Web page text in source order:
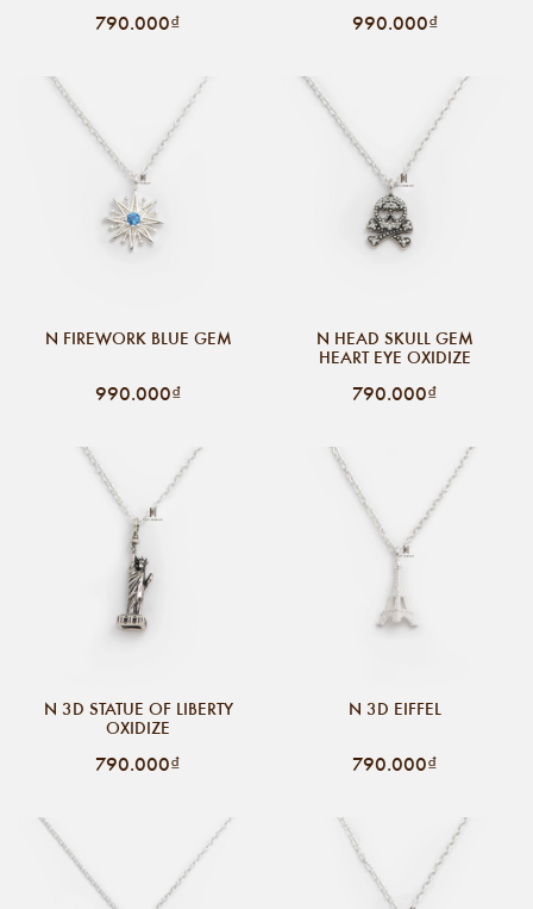
790.000₫ 990.000₫
N FIREWORK BLUE GEM
990.000₫
N HEAD SKULL GEM
HEART EYE OXIDIZE
790.000₫
N 3D STATUE OF LIBERTY
OXIDIZE
790.000₫
N 3D EIFFEL
790.000₫